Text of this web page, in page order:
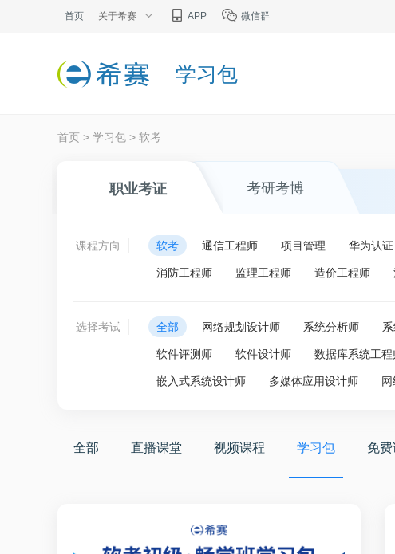
首页 关于希赛 APP 微信群
学习包
首页 > 学习包 > 软考
职业考证 考研考博
课程方向 软考 通信工程师 项目管理 华为认证
消防工程师 监理工程师 造价工程师
选择考试 全部 网络规划设计师 系统分析师
软件评测师 软件设计师 数据库系统工程
嵌入式系统设计师 多媒体应用设计师
全部 直播课堂 视频课程 学习包 免